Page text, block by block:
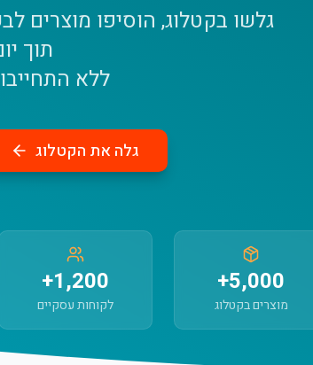
גלשו בקטלוג, הוסיפו
תוך
ללא
גלה את הקטלוג
5,000+
מוצרים בקטלוג
1,200+
לקוחות עסקיים